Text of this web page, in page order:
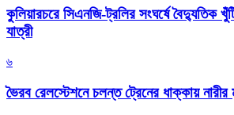
কুলিয়ারচরে সিএনজি-ট্রলির সংঘর্ষে
যাত্রী
৬
ভৈরব রেলস্টেশনে চলন্ত ট্রেনের ধাক্কায়